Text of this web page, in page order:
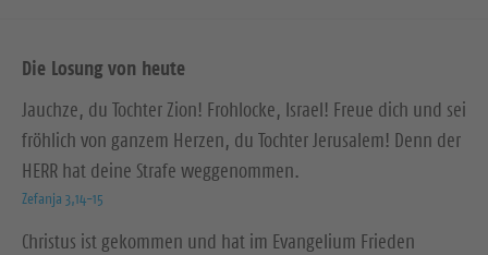
Die Losung von heute
Jauchze, du Tochter Zion! Frohlocke, Israel! Freue dich und sei
fröhlich von ganzem Herzen, du Tochter Jerusalem! Denn der
HERR hat deine Strafe weggenommen.
Zefanja 3,14-15
Christus ist gekommen und hat im Evangelium Frieden